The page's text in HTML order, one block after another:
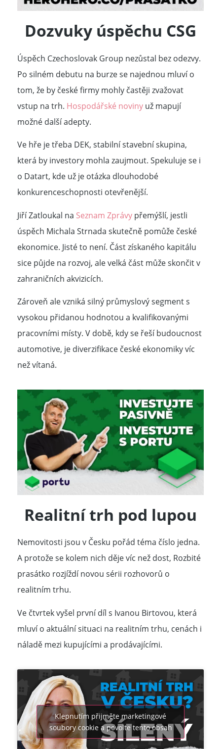
Dozvuky úspěchu CSG
Úspěch Czechoslovak Group nezůstal bez odezvy.
Po silném debutu na burze se najednou mluví o
tom, že by české firmy mohly častěji zvažovat
vstup na trh. Hospodářské noviny už mapují
možné další adepty.
Ve hře je třeba DEK, stabilní stavební skupina,
která by investory mohla zaujmout. Spekuluje se i
o Datart, kde už je otázka dlouhodobé
konkurenceschopnosti otevřenější.
Jiří Zatloukal na Seznam Zprávy přemýšlí, jestli
úspěch Michala Strnada skutečně pomůže české
ekonomice. Jisté to není. Část získaného kapitálu
sice půjde na rozvoj, ale velká část může skončit v
zahraničních akvizicích.
Zároveň ale vzniká silný průmyslový segment s
vysokou přidanou hodnotou a kvalifikovanými
pracovními místy. V době, kdy se řeší budoucnost
automotive, je diverzifikace české ekonomiky víc
než vítaná.
Realitní trh pod lupou
Nemovitosti jsou v Česku pořád téma číslo jedna.
A protože se kolem nich děje víc než dost, Rozbité
prasátko rozjíždí novou sérii rozhovorů o
realitním trhu.
Ve čtvrtek vyšel první díl s Ivanou Birtovou, která
mluví o aktuální situaci na realitním trhu, cenách i
náladě mezi kupujícími a prodávajícími.
Klepnutím přijměte marketingové
soubory cookie a povolte tento obsah